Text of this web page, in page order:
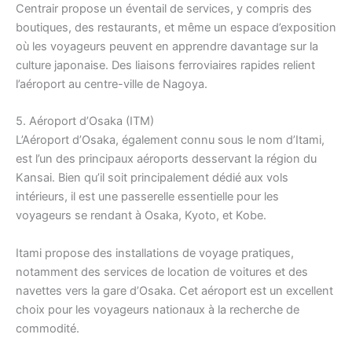
Centrair propose un éventail de services, y compris des
boutiques, des restaurants, et même un espace d’exposition
où les voyageurs peuvent en apprendre davantage sur la
culture japonaise. Des liaisons ferroviaires rapides relient
l’aéroport au centre-ville de Nagoya.
5. Aéroport d’Osaka (ITM)
L’Aéroport d’Osaka, également connu sous le nom d’Itami,
est l’un des principaux aéroports desservant la région du
Kansai. Bien qu’il soit principalement dédié aux vols
intérieurs, il est une passerelle essentielle pour les
voyageurs se rendant à Osaka, Kyoto, et Kobe.
Itami propose des installations de voyage pratiques,
notamment des services de location de voitures et des
navettes vers la gare d’Osaka. Cet aéroport est un excellent
choix pour les voyageurs nationaux à la recherche de
commodité.